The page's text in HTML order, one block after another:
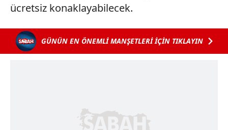
ücretsiz konaklayabilecek.
GÜNÜN EN ÖNEMLİ MANŞETLERİ İÇİN TIKLAYIN